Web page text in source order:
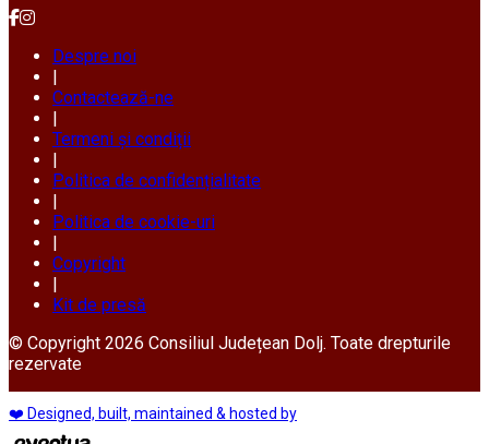
Despre noi
|
Contactează-ne
|
Termeni și condiții
|
Politica de confidențialitate
|
Politica de cookie-uri
|
Copyright
|
Kit de presă
© Copyright 2026 Consiliul Județean Dolj. Toate drepturile
rezervate
❤️ Designed, built, maintained & hosted by